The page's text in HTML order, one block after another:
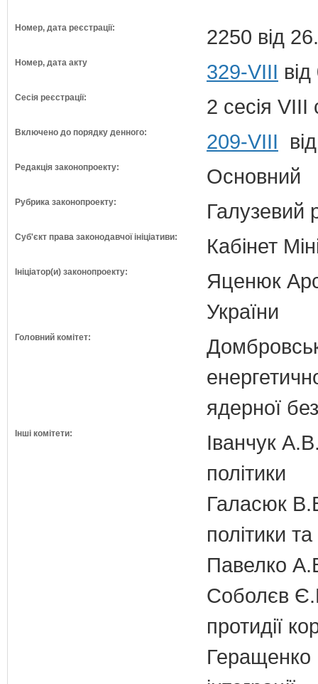
Номер, дата реєстрації: 2250 від
Номер, дата акту 329-VIII
Сесія реєстрації: 2 сесія VIII
Включено до порядку денного: 209-VIII
Редакція законопроекту: Основний
Рубрика законопроекту: Галузевий
Суб'єкт права законодавчої ініціативи: Кабінет
Ініціатор(и) законопроекту:
Яценюк
України
Головний комітет:
ядерної
Інші комітети:
Іванчук
політики
Галасюк
політики
Павелко
Соболєв
протидії
Геращенко